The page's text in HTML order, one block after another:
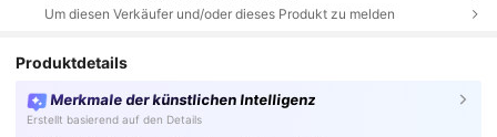
Um diesen Verkäufer und/oder dieses Produkt zu melden
Produktdetails
Merkmale der künstlichen Intelligenz
Erstellt basierend auf den Details